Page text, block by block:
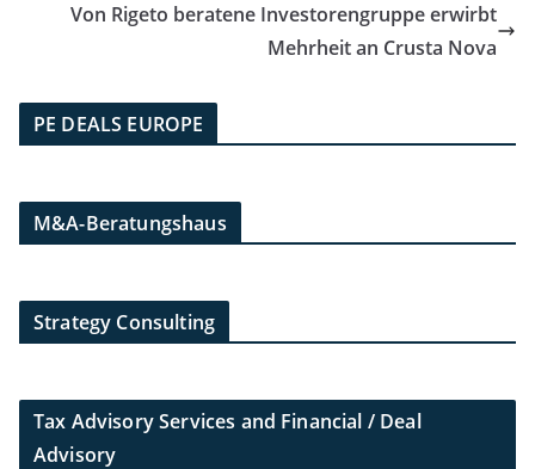
Von Rigeto beratene Investorengruppe erwirbt
Mehrheit an Crusta Nova
PE DEALS EUROPE
M&A-Beratungshaus
Strategy Consulting
Tax Advisory Services and Financial / Deal
Advisory